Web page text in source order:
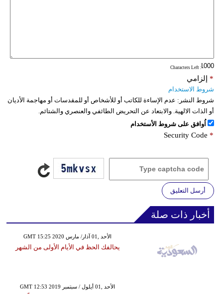
: Characters Left
إلزامي *
شروط الاستخدام
شروط النشر: عدم الإساءة للكاتب أو للأشخاص أو للمقدسات أو مهاجمة الأديان
أو الذات الالهية. والابتعاد عن التحريض الطائفي والعنصري والشتائم.
اُوافق على شروط الأستخدام
Security Code *
أرسل التعليق
أخبار ذات صلة
GMT 15:25 2020 الأحد ,01 آذار/ مارس
يحالفك الحظ في الأيام الأولى من الشهر
GMT 12:53 2019 الأحد ,01 أيلول / سبتمبر